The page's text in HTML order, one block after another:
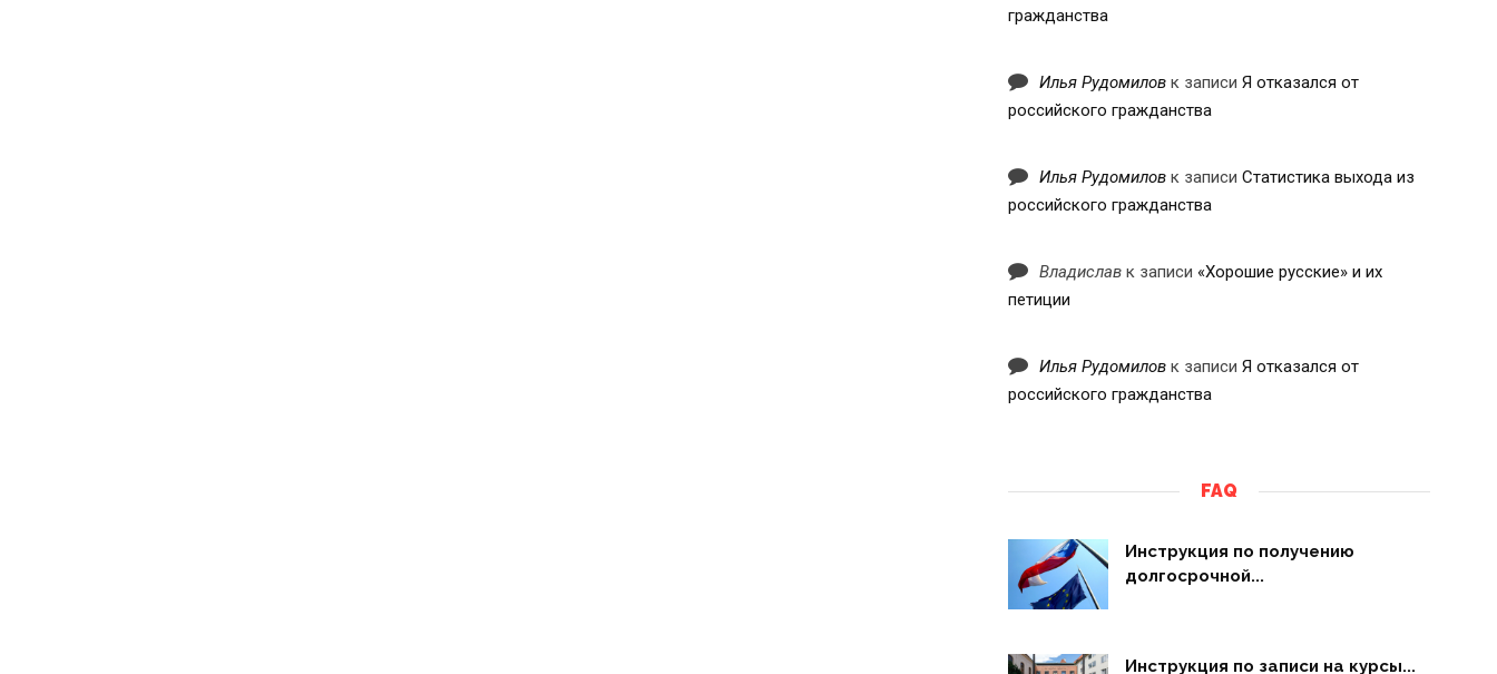
гражданства
Илья Рудомиловк записи Я отказался от
российского гражданства
Илья Рудомиловк записи Статистика выхода из
российского гражданства
Владиславк записи «Хорошие русские» и их
петиции
Илья Рудомиловк записи Я отказался от
российского гражданства
FAQ
Инструкция по получению
долгосрочной...
Инструкция по записи на курсы...